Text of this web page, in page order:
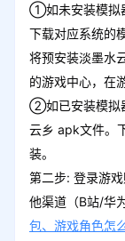
①如未安装模拟
下载对应系统的
将预安装淡墨水
的游戏中心，在
②如已安装模拟
云乡 apk文件。
装。
第二步: 登录游
他渠道（B站/华
包、游戏角色怎